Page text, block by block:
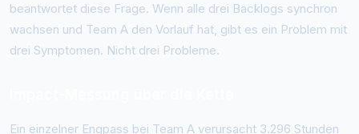
beantwortet diese Frage. Wenn alle drei Backlogs synchron
wachsen und Team A den Vorlauf hat, gibt es ein Problem mit
drei Symptomen. Nicht drei Probleme.
Ein einzelner Engpass bei Team A verursacht 3.296 Stunden